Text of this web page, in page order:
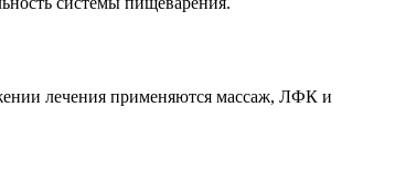
лечения применяются массаж, ЛФК и